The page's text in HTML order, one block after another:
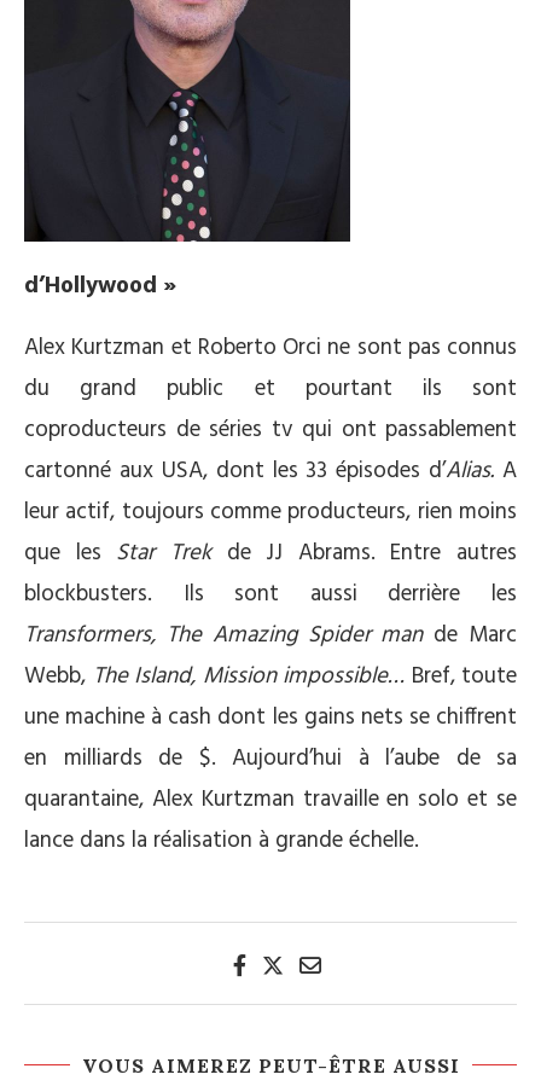
d’Hollywood »
Alex Kurtzman et Roberto Orci ne sont pas connus
du grand public et pourtant ils sont
coproducteurs de séries tv qui ont passablement
cartonné aux USA, dont les 33 épisodes d’Alias. A
leur actif, toujours comme producteurs, rien moins
que les Star Trekde JJ Abrams. Entre autres
blockbusters. Ils sont aussi derrière les
Transformers, The Amazing Spider mande Marc
Webb, The Island, Mission impossible… Bref, toute
une machine à cash dont les gains nets se chiffrent
en milliards de $. Aujourd’hui à l’aube de sa
quarantaine, Alex Kurtzman travaille en solo et se
lance dans la réalisation à grande échelle.
VOUS AIMEREZ PEUT-ÊTRE AUSSI